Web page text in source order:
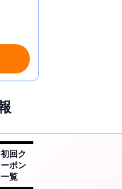
初回ク
ーポン
一覧